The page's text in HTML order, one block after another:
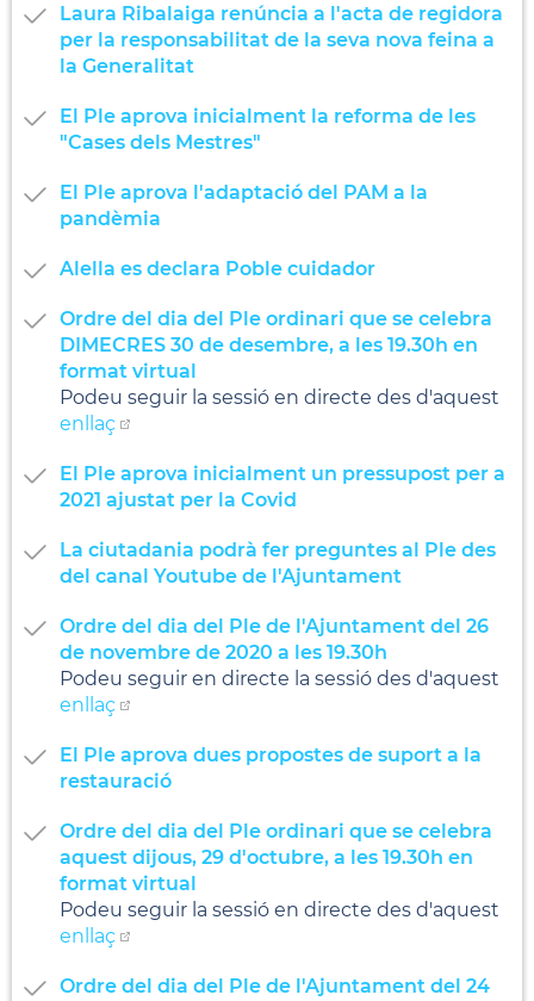
Laura Ribalaiga renúncia a l'acta de regidora
per la responsabilitat de la seva nova feina a
la Generalitat
El Ple aprova inicialment la reforma de les
"Cases dels Mestres"
El Ple aprova l'adaptació del PAM a la
pandèmia
Alella es declara Poble cuidador
Ordre del dia del Ple ordinari que se celebra
DIMECRES 30 de desembre, a les 19.30h en
format virtual
Podeu seguir la sessió en directe des d'aquest
enllaç
El Ple aprova inicialment un pressupost per a
2021 ajustat per la Covid
La ciutadania podrà fer preguntes al Ple des
del canal Youtube de l'Ajuntament
Ordre del dia del Ple de l'Ajuntament del 26
de novembre de 2020 a les 19.30h
Podeu seguir en directe la sessió des d'aquest
enllaç
El Ple aprova dues propostes de suport a la
restauració
Ordre del dia del Ple ordinari que se celebra
aquest dijous, 29 d'octubre, a les 19.30h en
format virtual
Podeu seguir la sessió en directe des d'aquest
enllaç
Ordre del dia del Ple de l'Ajuntament del 24